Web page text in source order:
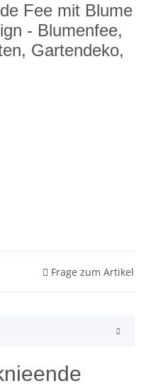
Fee mit Blume
- Blumenfee,
Gartendeko,
Frage zum Artikel